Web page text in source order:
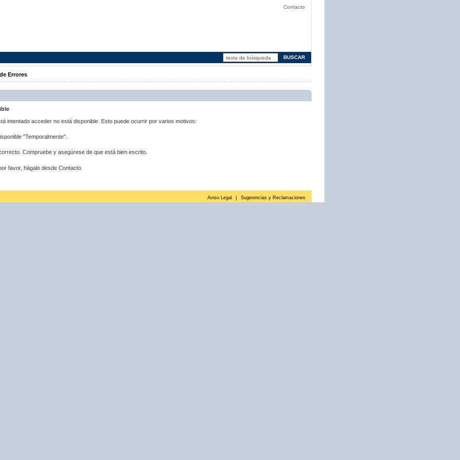
Contacto
Errores
intentado acceder no está disponible. Esto puede ocurrir por varios motivos:
"Temporalmente".
Compruebe y asegúrese de que está bien escrito.
favor, hágalo desde Contacto.
Aviso Legal Sugerencias y Reclamaciones